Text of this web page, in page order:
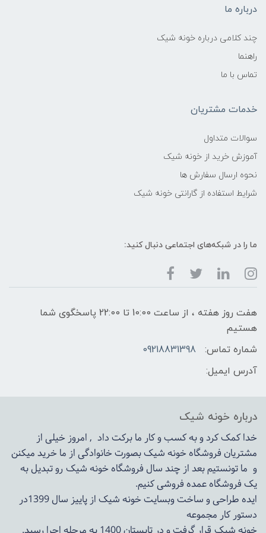
درباره ما
چند کلامی درباره خونه شیک
راهنما
تماس با ما
خدمات مشتریان
سوالات متداول
آموزش خرید از خونه شیک
نحوه ارسال سفارش ها
شرایط استفاده از گارانتی خونه شیک
ما را در شبکه‌های اجتماعی دنبال کنید:
هفت روز هفته ، از ساعت 10:00 تا 22:00 پاسخگوی شما
هستیم
شماره تماس:
09218831398
آدرس ایمیل:
درباره خونه شیک
خدا کمک کرد و به کسب و کار ما برکت داد , امروز خیلی از
مشتریان فروشگاه خونه شیک بصورت خانوادگی از ما خرید میکنن
و ما تونستیم بعد از چند سال فروشگاهخونه شیکرو تبدیل به
یک فروشگاه عمده فروشی کنیم.
ایده طراحی و ساخت وبسایت خونه شیک از پاییز سال 1399در
دستور کار مجموعه